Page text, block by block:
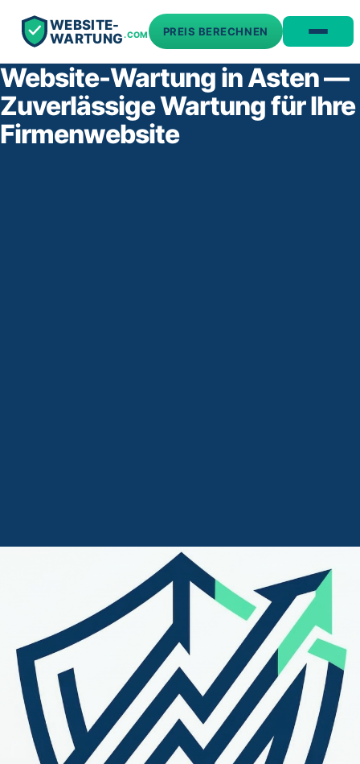
WEBSITE-
WARTUNG.COM PREIS BERECHNEN
Website-Wartung in Asten —
Zuverlässige Wartung für Ihre
Firmenwebsite